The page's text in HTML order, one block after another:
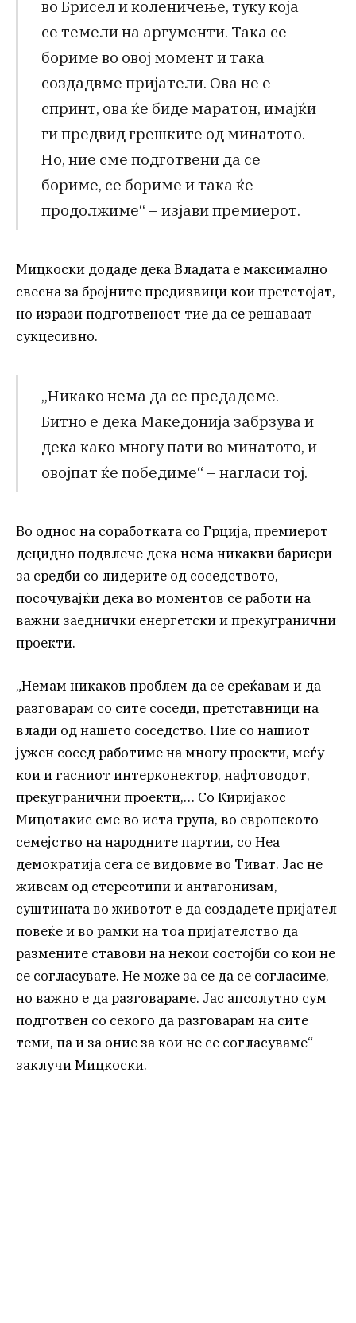
во Брисел и коленичење, туку која
се темели на аргументи. Така се
бориме во овој момент и така
создадвме пријатели. Ова не е
спринт, ова ќе биде маратон, имајќи
ги предвид грешките од минатото.
Но, ние сме подготвени да се
бориме, се бориме и така ќе
продолжиме“ – изјави премиерот.
Мицкоски додаде дека Владата е максимално
свесна за бројните предизвици кои претстојат,
но изрази подготвеност тие да се решаваат
сукцесивно.
„Никако нема да се предадеме.
Битно е дека Македонија забрзува и
дека како многу пати во минатото, и
овојпат ќе победиме“ – нагласи тој.
Во однос на соработката со Грција, премиерот
децидно подвлече дека нема никакви бариери
за средби со лидерите од соседството,
посочувајќи дека во моментов се работи на
важни заеднички енергетски и прекугранични
проекти.
„Немам никаков проблем да се среќавам и да
разговарам со сите соседи, претставници на
влади од нашето соседство. Ние со нашиот
јужен сосед работиме на многу проекти, меѓу
кои и гасниот интерконектор, нафтоводот,
прекугранични проекти,… Со Киријакос
Мицотакис сме во иста група, во европското
семејство на народните партии, со Неа
демократија сега се видовме во Тиват. Јас не
живеам од стереотипи и антагонизам,
суштината во животот е да создадете пријател
повеќе и во рамки на тоа пријателство да
размените ставови на некои состојби со кои не
се согласувате. Не може за се да се согласиме,
но важно е да разговараме. Јас апсолутно сум
подготвен со секого да разговарам на сите
теми, па и за оние за кои не се согласуваме“ –
заклучи Мицкоски.